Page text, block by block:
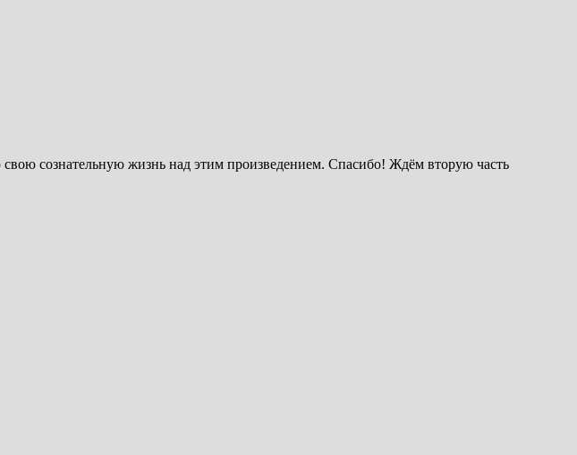
свою сознательную жизнь над этим произведением. Спасибо! Ждём вторую часть